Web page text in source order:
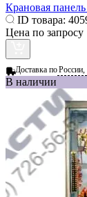
Крановая
ID товара:
Цена по запросу
Доставка по
В наличии